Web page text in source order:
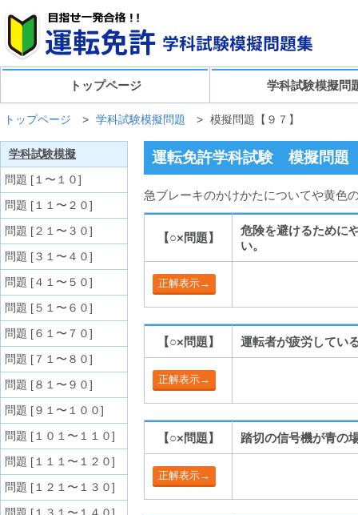
トップページ 学科試験模擬問
トップページ > 学科試験模擬問題 > 模擬問題【９７】
運転免許学科試験 模擬問題
急ブレーキのかけかたについてや黄色
【○×問題】
危険を避けるために
い。
【○×問題】 運転者が疲労してい
【○×問題】 踏切の信号機が青の
学科試験模擬
問題 [１〜１０]
問題 [１１〜２０]
問題 [２１〜３０]
問題 [３１〜４０]
問題 [４１〜５０]
問題 [５１〜６０]
問題 [６１〜７０]
問題 [７１〜８０]
問題 [８１〜９０]
問題 [９１〜１００]
問題 [１０１〜１１０]
問題 [１１１〜１２０]
問題 [１２１〜１３０]